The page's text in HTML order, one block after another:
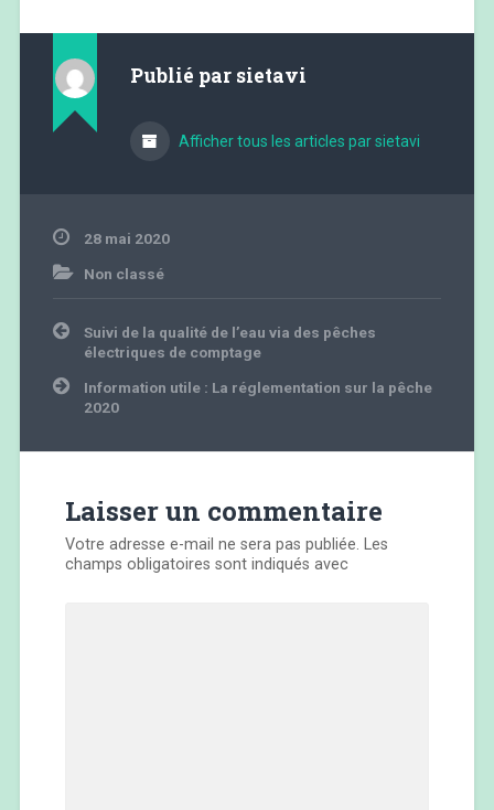
Publié par sietavi
Afficher tous les articles par sietavi
28 mai 2020
Non classé
Navigation
de
l’article
Suivi de la qualité de l’eau via des pêches
électriques de comptage
Information utile : La réglementation sur la pêche
2020
Laisser un commentaire
Votre adresse e-mail ne sera pas publiée. Les
champs obligatoires sont indiqués avec